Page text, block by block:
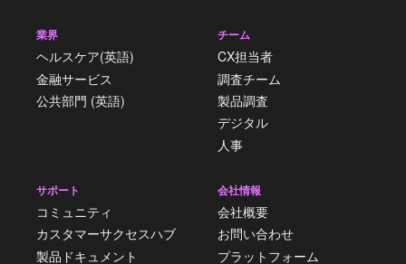
業界
ヘルスケア(英語)
金融サービス
公共部門 (英語)
チーム
CX担当者
調査チーム
製品調査
デジタル
人事
サポート
コミュニティ
カスタマーサクセスハブ
製品ドキュメント
会社情報
会社概要
お問い合わせ
プラットフォーム